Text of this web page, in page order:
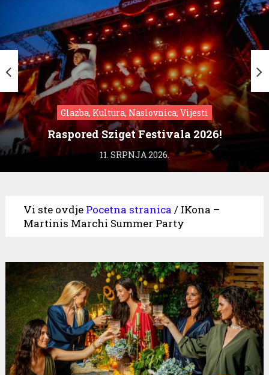
Glazba, Kultura, Naslovnica, Vijesti
Raspored Sziget Festivala 2026!
11. SRPNJA 2026.
Vi ste ovdje Pocetna stranica / IKona –
Martinis Marchi Summer Party